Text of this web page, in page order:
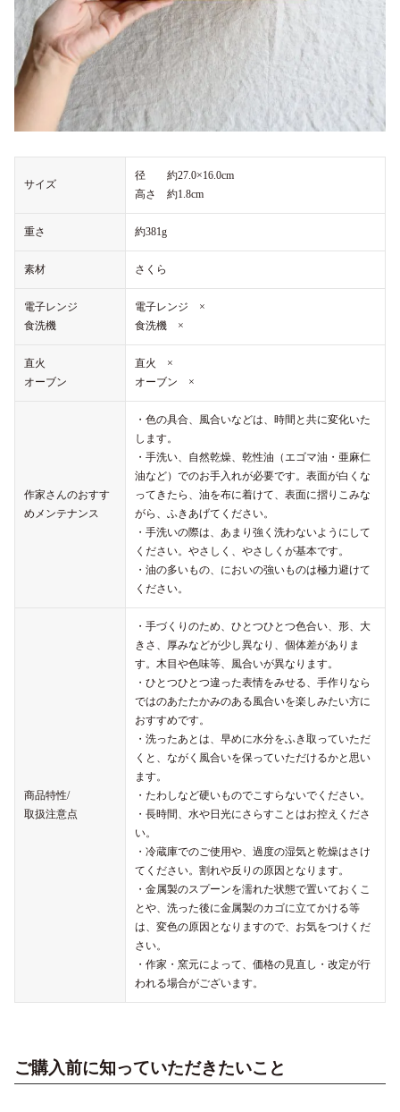
サイズ
径 約27.0×16.0cm
高さ 約1.8cm
重さ 約381g
素材 さくら
電子レンジ
食洗機
電子レンジ ×
食洗機 ×
直火
オーブン
直火 ×
オーブン ×
作家さんのおすす
めメンテナンス
・色の具合、風合いなどは、時間と共に変化いた
します。
・手洗い、自然乾燥、乾性油（エゴマ油・亜麻仁
油など）でのお手入れが必要です。表面が白くな
ってきたら、油を布に着けて、表面に摺りこみな
がら、ふきあげてください。
・手洗いの際は、あまり強く洗わないようにして
ください。やさしく、やさしくが基本です。
・油の多いもの、においの強いものは極力避けて
ください。
商品特性/
取扱注意点
・手づくりのため、ひとつひとつ色合い、形、大
きさ、厚みなどが少し異なり、個体差がありま
す。木目や色味等、風合いが異なります。
・ひとつひとつ違った表情をみせる、手作りなら
ではのあたたかみのある風合いを楽しみたい方に
おすすめです。
・洗ったあとは、早めに水分をふき取っていただ
くと、ながく風合いを保っていただけるかと思い
ます。
・たわしなど硬いものでこすらないでください。
・長時間、水や日光にさらすことはお控えくださ
い。
・冷蔵庫でのご使用や、過度の湿気と乾燥はさけ
てください。割れや反りの原因となります。
・金属製のスプーンを濡れた状態で置いておくこ
とや、洗った後に金属製のカゴに立てかける等
は、変色の原因となりますので、お気をつけくだ
さい。
・作家・窯元によって、価格の見直し・改定が行
われる場合がございます。
ご購入前に知っていただきたいこと